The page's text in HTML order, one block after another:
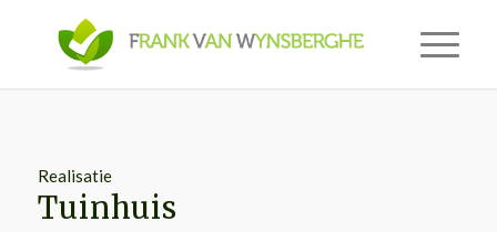
Realisatie
Tuinhuis